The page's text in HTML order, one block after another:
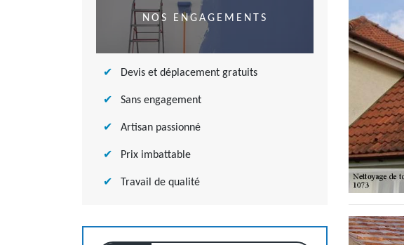
NOS ENGAGEMENTS
Devis et déplacement gratuits
Sans engagement
Artisan passionné
Prix imbattable
Travail de qualité